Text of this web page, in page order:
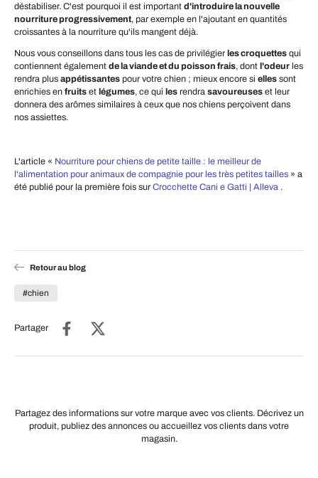
déstabiliser. C'est pourquoi il est important d'introduire la nouvelle
nourriture progressivement, par exemple en l'ajoutant en quantités
croissantes à la nourriture qu'ils mangent déjà.
Nous vous conseillons dans tous les cas de privilégier les croquettes qui
contiennent également de la viande et du poisson frais, dont l'odeur les
rendra plus appétissantes pour votre chien ; mieux encore si elles sont
enrichies en fruits et légumes, ce qui les rendra savoureuses et leur
donnera des arômes similaires à ceux que nos chiens perçoivent dans
nos assiettes.
L'article « Nourriture pour chiens de petite taille : le meilleur de
l'alimentation pour animaux de compagnie pour les très petites tailles » a
été publié pour la première fois sur Crocchette Cani e Gatti | Alleva .
Retour au blog
#chien
Partager
Partagez des informations sur votre marque avec vos clients. Décrivez un
produit, publiez des annonces ou accueillez vos clients dans votre
magasin.